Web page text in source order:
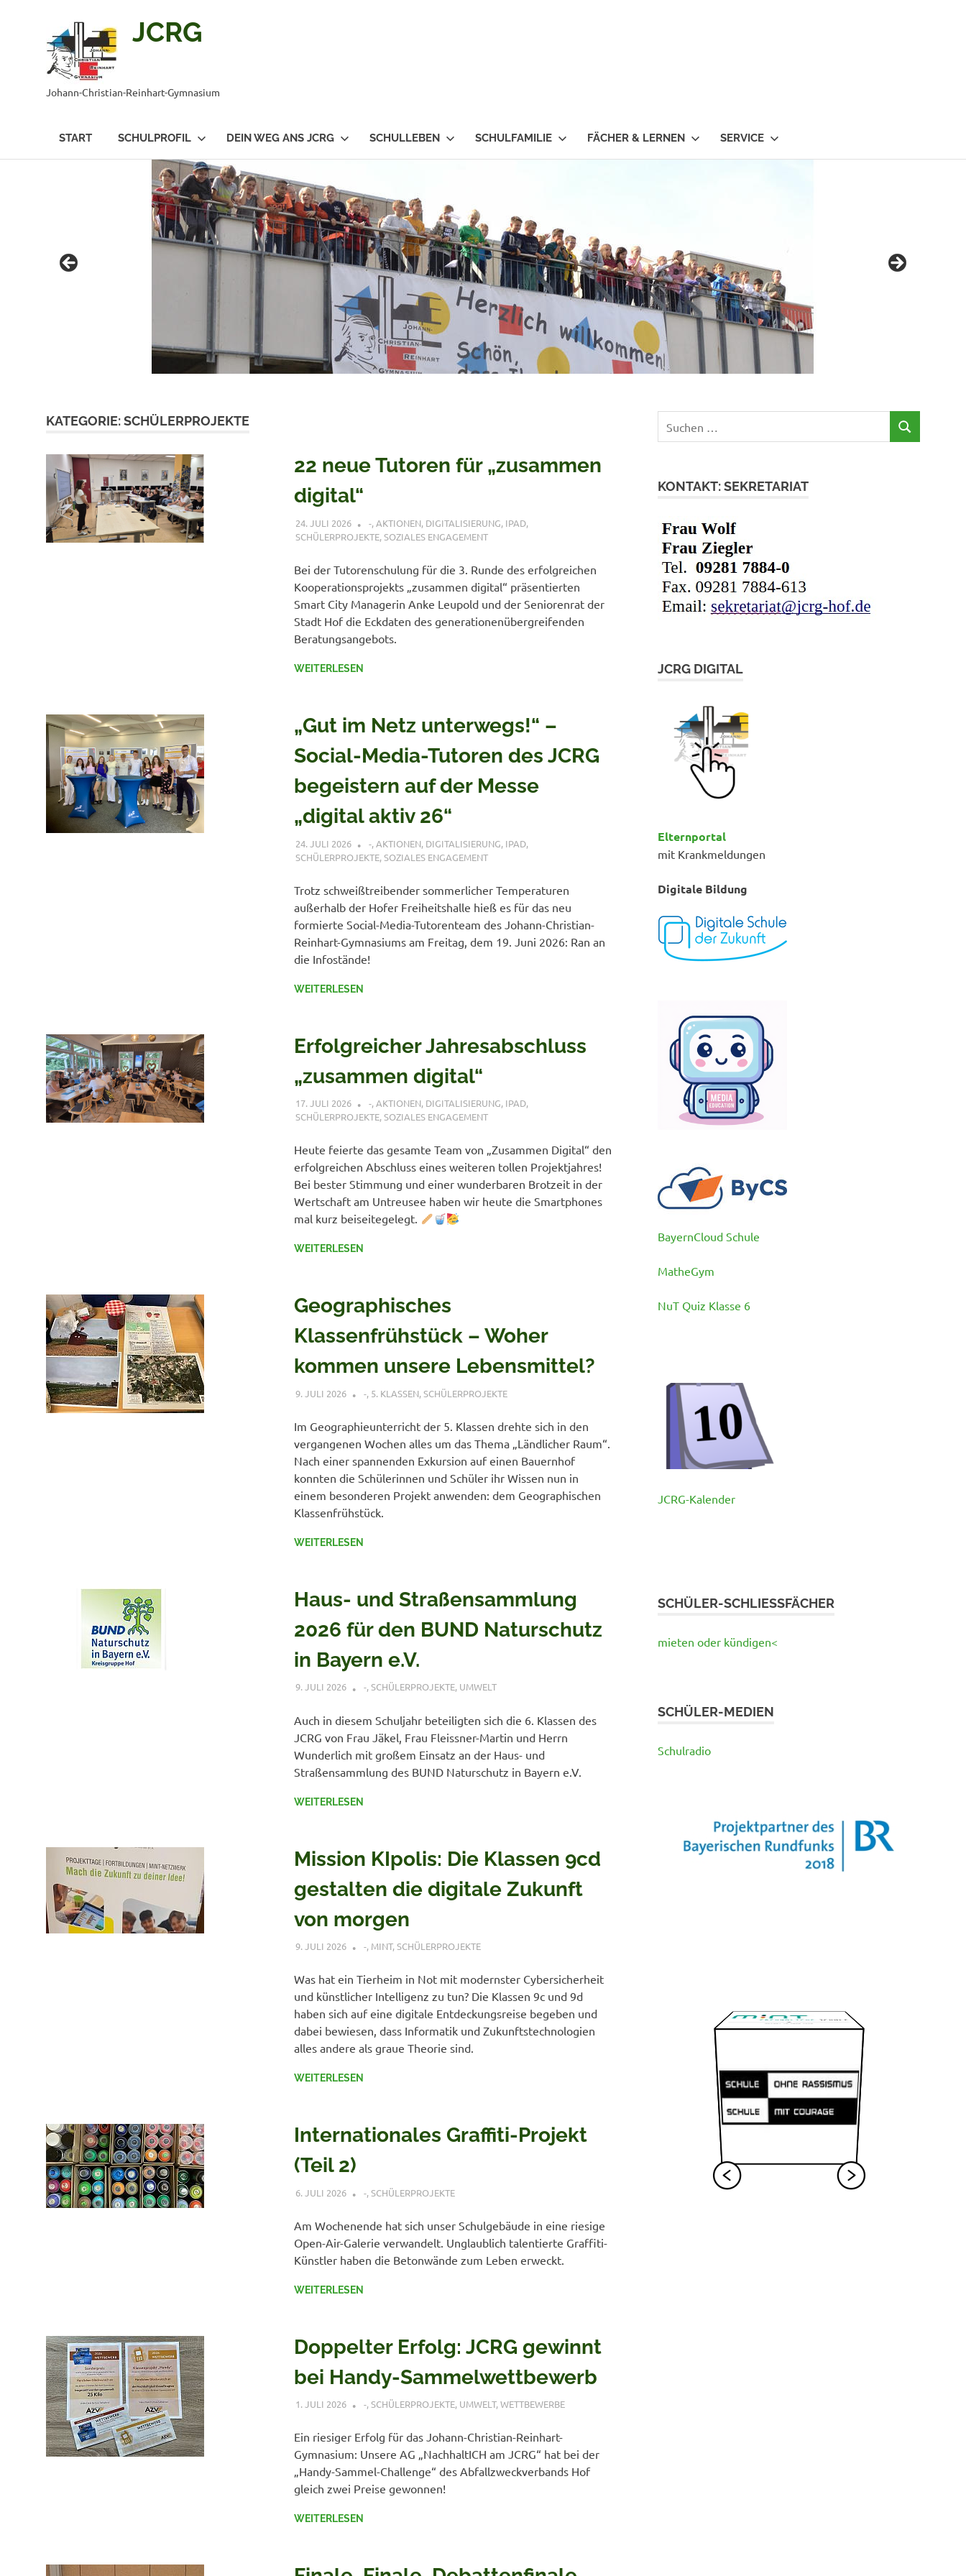
JCRG
Johann-Christian-Reinhart-Gymnasium
START SCHULPROFIL DEIN WEG ANS JCRG SCHULLEBEN SCHULFAMILIE FÄCHER & LERNEN SERVICE
KATEGORIE:SCHÜLERPROJEKTE
22 neue Tutoren für „zusammen
digital“
24. JULI 2026 CLEMENS NITSCHE
-,AKTIONEN, DIGITALISIERUNG, IPAD,
SCHÜLERPROJEKTE,SOZIALES ENGAGEMENT
Bei der Tutorenschulung für die 3. Runde des erfolgreichen
Kooperationsprojekts „zusammen digital“ präsentierten
Smart City Managerin Anke Leupold und der Seniorenrat der
Stadt Hof die Eckdaten des generationenübergreifenden
Beratungsangebots.
WEITERLESEN
„Gut im Netz unterwegs!“ –
Social-Media-Tutoren des JCRG
begeistern auf der Messe
„digital aktiv 26“
24. JULI 2026 CLEMENS NITSCHE
-,AKTIONEN, DIGITALISIERUNG, IPAD,
SCHÜLERPROJEKTE,SOZIALES ENGAGEMENT
Trotz schweißtreibender sommerlicher Temperaturen
außerhalb der Hofer Freiheitshalle hieß es für das neu
formierte Social-Media-Tutorenteam des Johann-Christian-
Reinhart-Gymnasiums am Freitag, dem 19. Juni 2026: Ran an
die Infostände!
WEITERLESEN
Erfolgreicher Jahresabschluss
„zusammen digital“
17. JULI 2026 CLEMENS NITSCHE
-,AKTIONEN, DIGITALISIERUNG, IPAD,
SCHÜLERPROJEKTE,SOZIALES ENGAGEMENT
Heute feierte das gesamte Team von „Zusammen Digital“ den
erfolgreichen Abschluss eines weiteren tollen Projektjahres!
Bei bester Stimmung und einer wunderbaren Brotzeit in der
Wertschaft am Untreusee haben wir heute die Smartphones
mal kurz beiseitegelegt.
WEITERLESEN
Geographisches
Klassenfrühstück – Woher
kommen unsere Lebensmittel?
9. JULI 2026 VERONIQUE RUDLOF
-, 5. KLASSEN,SCHÜLERPROJEKTE
Im Geographieunterricht der 5. Klassen drehte sich in den
vergangenen Wochen alles um das Thema „Ländlicher Raum“.
Nach einer spannenden Exkursion auf einen Bauernhof
konnten die Schülerinnen und Schüler ihr Wissen nun in
einem besonderen Projekt anwenden: dem Geographischen
Klassenfrühstück.
WEITERLESEN
Haus- und Straßensammlung
2026 für den BUND Naturschutz
in Bayern e.V.
9. JULI 2026 VERONIQUE RUDLOF
-,SCHÜLERPROJEKTE, UMWELT
Auch in diesem Schuljahr beteiligten sich die 6. Klassen des
JCRG von Frau Jäkel, Frau Fleissner-Martin und Herrn
Wunderlich mit großem Einsatz an der Haus- und
Straßensammlung des BUND Naturschutz in Bayern e.V.
WEITERLESEN
Mission KIpolis: Die Klassen 9cd
gestalten die digitale Zukunft
von morgen
9. JULI 2026 VERONIQUE RUDLOF
-, MINT,SCHÜLERPROJEKTE
Was hat ein Tierheim in Not mit modernster Cybersicherheit
und künstlicher Intelligenz zu tun? Die Klassen 9c und 9d
haben sich auf eine digitale Entdeckungsreise begeben und
dabei bewiesen, dass Informatik und Zukunftstechnologien
alles andere als graue Theorie sind.
WEITERLESEN
Internationales Graffiti-Projekt
(Teil 2)
6. JULI 2026 VERONIQUE RUDLOF
-,SCHÜLERPROJEKTE
Am Wochenende hat sich unser Schulgebäude in eine riesige
Open-Air-Galerie verwandelt. Unglaublich talentierte Graffiti-
Künstler haben die Betonwände zum Leben erweckt.
WEITERLESEN
Doppelter Erfolg: JCRG gewinnt
bei Handy-Sammelwettbewerb
1. JULI 2026 VERONIQUE RUDLOF
-,SCHÜLERPROJEKTE, UMWELT,WETTBEWERBE
Ein riesiger Erfolg für das Johann-Christian-Reinhart-
Gymnasium: Unsere AG „NachhaltICH am JCRG“ hat bei der
„Handy-Sammel-Challenge“ des Abfallzweckverbands Hof
gleich zwei Preise gewonnen!
WEITERLESEN
nach:
SUCHEN
KONTAKT: SEKRETARIAT
JCRG DIGITAL
Elternportal
mit Krankmeldungen
Digitale Bildung
BayernCloud Schule
MatheGym
NuT Quiz Klasse 6
JCRG-Kalender
SCHÜLER-SCHLIESSFÄCHER
mieten oder kündigen<
SCHÜLER-MEDIEN
Schulradio